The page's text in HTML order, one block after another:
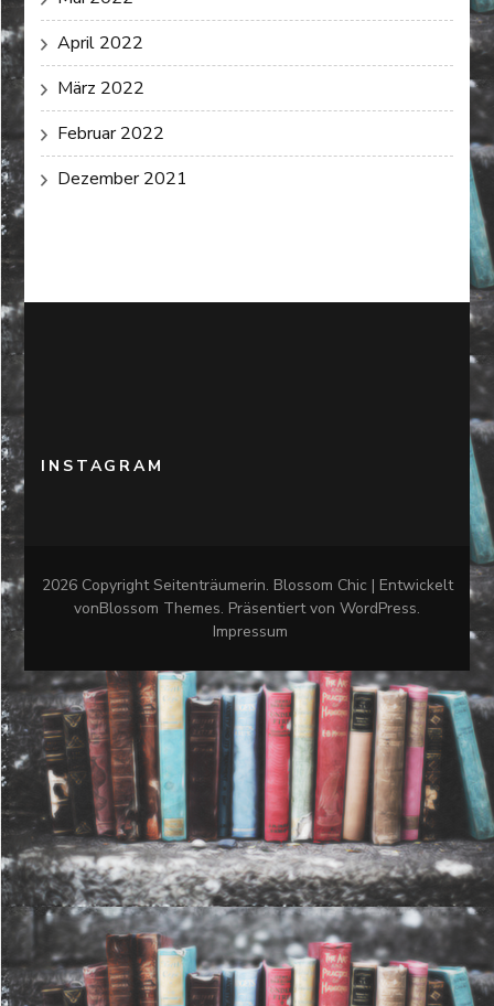
April 2022
März 2022
Februar 2022
Dezember 2021
INSTAGRAM
2026 CopyrightSeitenträumerin. Blossom Chic | Entwickelt
vonBlossom Themes. Präsentiert von WordPress.
Impressum